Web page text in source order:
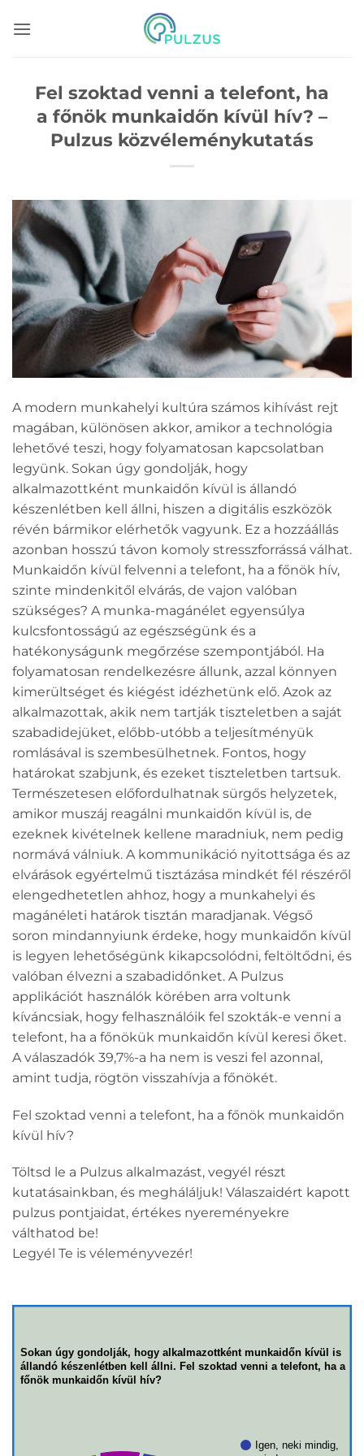
Fel szoktad venni a telefont, ha
a főnök munkaidőn kívül hív? –
Pulzus közvéleménykutatás
A modern munkahelyi kultúra számos kihívást rejt
magában, különösen akkor, amikor a technológia
lehetővé teszi, hogy folyamatosan kapcsolatban
legyünk. Sokan úgy gondolják, hogy
alkalmazottként munkaidőn kívül is állandó
készenlétben kell állni, hiszen a digitális eszközök
révén bármikor elérhetők vagyunk. Ez a hozzáállás
azonban hosszú távon komoly stresszforrássá válhat.
Munkaidőn kívül felvenni a telefont, ha a főnök hív,
szinte mindenkitől elvárás, de vajon valóban
szükséges? A munka-magánélet egyensúlya
kulcsfontosságú az egészségünk és a
hatékonyságunk megőrzése szempontjából. Ha
folyamatosan rendelkezésre állunk, azzal könnyen
kimerültséget és kiégést idézhetünk elő. Azok az
alkalmazottak, akik nem tartják tiszteletben a saját
szabadidejüket, előbb-utóbb a teljesítményük
romlásával is szembesülhetnek. Fontos, hogy
határokat szabjunk, és ezeket tiszteletben tartsuk.
Természetesen előfordulhatnak sürgős helyzetek,
amikor muszáj reagálni munkaidőn kívül is, de
ezeknek kivételnek kellene maradniuk, nem pedig
normává válniuk. A kommunikáció nyitottsága és az
elvárások egyértelmű tisztázása mindkét fél részéről
elengedhetetlen ahhoz, hogy a munkahelyi és
magánéleti határok tisztán maradjanak. Végső
soron mindannyiunk érdeke, hogy munkaidőn kívül
is legyen lehetőségünk kikapcsolódni, feltöltődni, és
valóban élvezni a szabadidőnket. A Pulzus
applikációt használók körében arra voltunk
kíváncsiak, hogy felhasználóik fel szokták-e venni a
telefont, ha a főnökük munkaidőn kívül keresi őket.
A válaszadók 39,7%-a ha nem is veszi fel azonnal,
amint tudja, rögtön visszahívja a főnökét.
Fel szoktad venni a telefont, ha a főnök munkaidőn
kívül hív?
Töltsd le a Pulzus alkalmazást, vegyél részt
kutatásainkban, és megháláljuk! Válaszaidért kapott
pulzus pontjaidat, értékes nyereményekre
válthatod be!
Legyél Te is véleményvezér!
Sokan úgy gondolják, hogy alkalmazottként munkaidőn kívül is
állandó készenlétben kell állni. Fel szoktad venni a telefont, ha a
főnök munkaidőn kívül hív?
Igen, neki mindig,